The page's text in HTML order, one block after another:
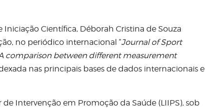
Científica, Déborah Cristina de Souza
no periódico internacional “Journal of Sport
comparison between different measurement
nas principais bases de dados internacionais e
Intervenção em Promoção da Saúde (LIIPS), sob